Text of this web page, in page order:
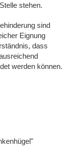
stehen.
sind
Eignung
dass
werden können.